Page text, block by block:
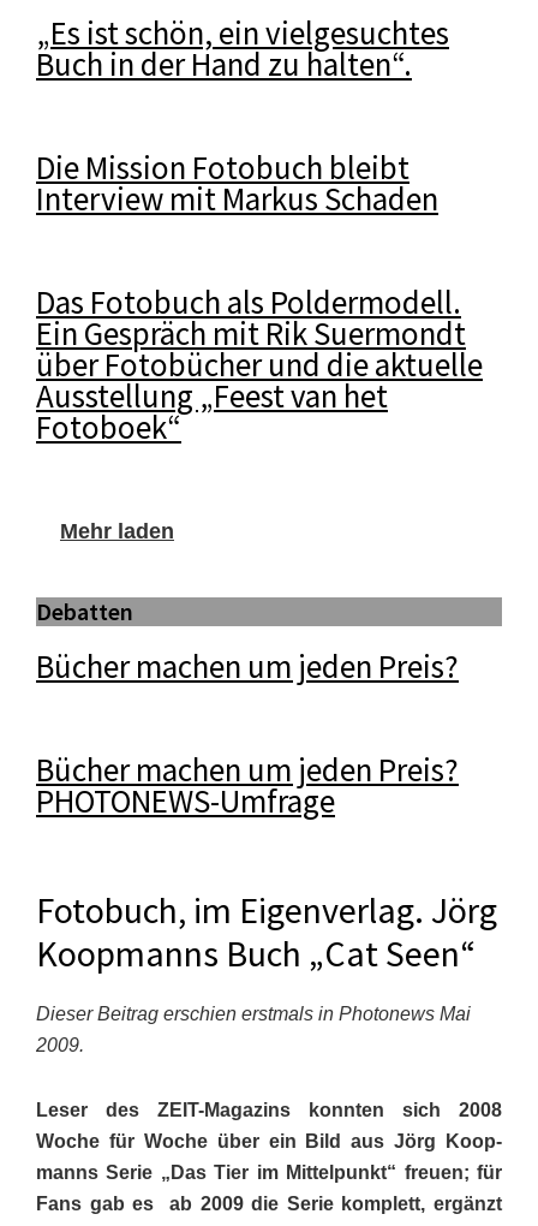
„Es ist schön, ein vielgesuchtes
Buch in der Hand zu halten“.
Die Mission Fotobuch bleibt
Interview mit Markus Schaden
Das Fotobuch als Poldermodell.
Ein Gespräch mit Rik Suermondt
über Fotobücher und die aktuelle
Ausstellung „Feest van het
Fotoboek“
Mehr laden
Debatten
Bücher machen um jeden Preis?
Bücher machen um jeden Preis?
PHOTONEWS-Umfrage
Fotobuch, im Eigenverlag. Jörg
Koopmanns Buch „Cat Seen“
Dieser Beitrag erschien erstmals in Photonews Mai
2009.
Leser des ZEIT-Magazins konnten sich 2008
Woche für Woche über ein Bild aus Jörg Koop­
manns Serie „Das Tier im Mittel­punkt“ freuen; für
Fans gab es ab 2009 die Serie komplett, ergänzt